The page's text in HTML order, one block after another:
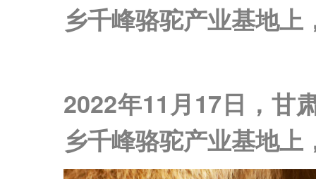
乡千峰骆驼产业基地
2022年11月17日，甘
乡千峰骆驼产业基地